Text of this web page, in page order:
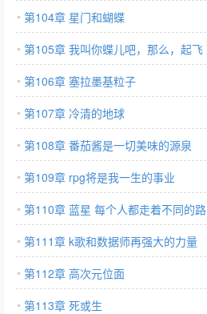
第104章 星门和蝴蝶
第105章 我叫你蝶儿吧，那么，起飞
第106章 塞拉墨基粒子
第107章 冷清的地球
第108章 番茄酱是一切美味的源泉
第109章 rpg将是我一生的事业
第110章 蓝星 每个人都走着不同的路
第111章 k歌和数据师再强大的力量
第112章 高次元位面
第113章 死或生